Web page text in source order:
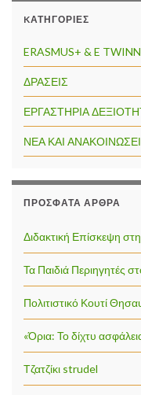
KΑΤΗΓΟΡΊΕΣ
ERASMUS+ & E
ΔΡΑΣΕΙΣ
ΕΡΓΑΣΤΗΡΙΑ
ΝΕΑ ΚΑΙ
ΠΡΌΣΦΑΤΑ ΆΡΘΡΑ
Διδακτική Επίσκεψη
Τα Παιδιά Περιηγητές
Πολιτιστικό Κουτί
«Όρια: Το δίχτυ
Τζατζίκι strudel